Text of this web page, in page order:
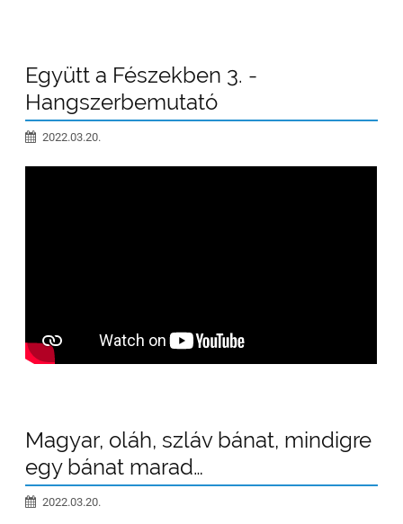
Együtt a Fészekben 3. -
Hangszerbemutató
2022.03.20.
Magyar, oláh, szláv bánat, mindigre
egy bánat marad…
2022.03.20.